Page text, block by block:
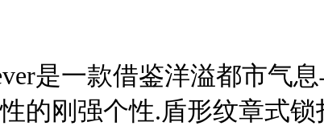
是一款借鉴洋溢都市气
的刚强个性.盾形纹章式